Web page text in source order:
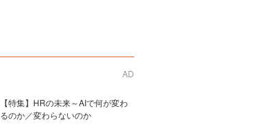
AD
【特集】HRの未来～AIで何が変わ
るのか／変わらないのか